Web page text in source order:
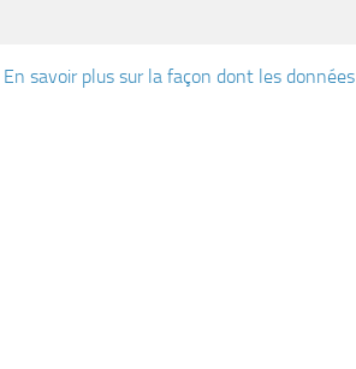
En savoir plus sur la façon dont les données